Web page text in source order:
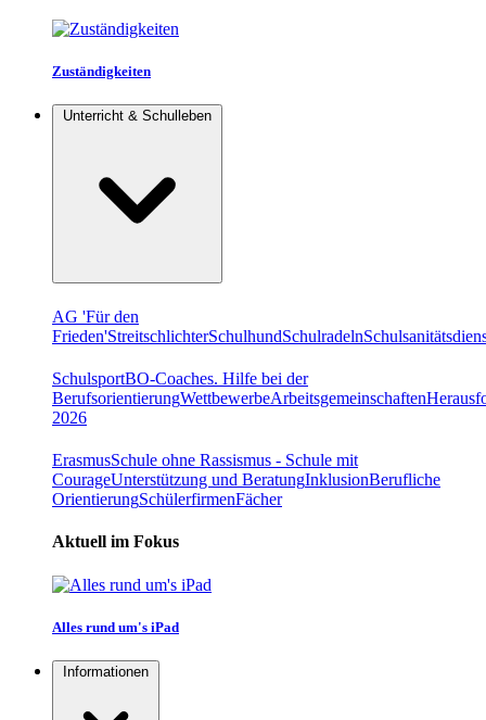
Zuständigkeiten
Unterricht & Schulleben
AG 'Für den
Frieden'StreitschlichterSchulhundSchulradeln
SchulsportBO-Coaches. Hilfe bei der
BerufsorientierungWettbewerbeArbeitsgemeinschaften
2026
ErasmusSchule ohne Rassismus - Schule mit
CourageUnterstützung und BeratungInklusionBerufliche
OrientierungSchülerfirmenFächer
Aktuell im Fokus
Alles rund um's iPad
Informationen